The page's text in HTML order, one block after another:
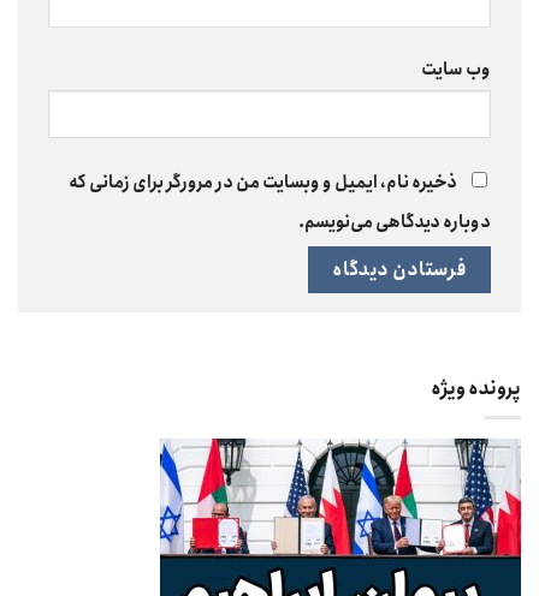
وب‌ سایت
ذخیره نام، ایمیل و وبسایت من در مرورگر برای زمانی که
دوباره دیدگاهی می‌نویسم.
پرونده ویژه